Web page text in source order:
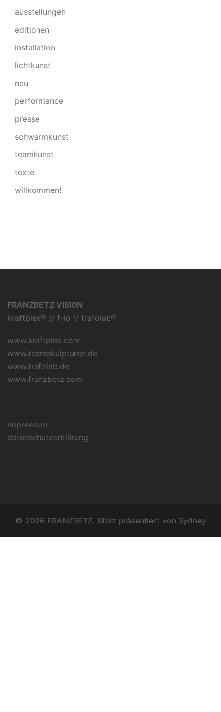
ausstellungen
editionen
installation
lichtkunst
neu
performance
presse
schwarmkunst
teamkunst
texte
willkommen!
FRANZBETZ VISION
kraftplex® // f-io // trafolab®
www.kraftplex.com
www.teamskulpturen.de
www.trafolab.de
www.franzbetz.com
impressum
datenschutzerklärung
© 2026 FRANZBETZ. Stolz präsentiert von Sydney